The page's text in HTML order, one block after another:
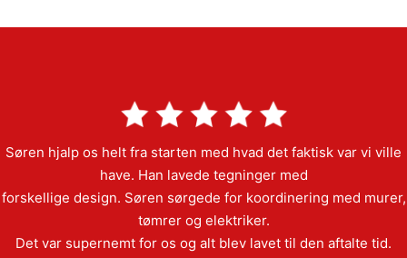
Søren hjalp os helt fra starten med hvad det faktisk var vi ville
have. Han lavede tegninger med
forskellige design. Søren sørgede for koordinering med murer,
tømrer og elektriker.
Det var supernemt for os og alt blev lavet til den aftalte tid.